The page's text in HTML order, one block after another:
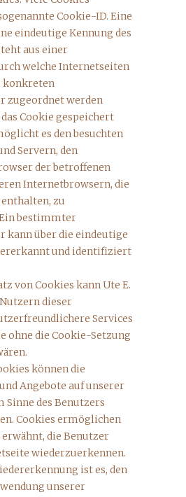
Cookie-ID. Eine
eindeutige Kennung des
aus einer
welche Internetseiten
konkreten
zugeordnet werden
Cookie gespeichert
es den besuchten
Servern, den
der betroffenen
Internetbrowsern, die
zu
bestimmter
kann über die eindeutige
und identifiziert
von Cookies kann Ute E.
dieser
Services
ohne die Cookie-Setzung
können die
Angebote auf unserer
des Benutzers
Cookies ermöglichen
die Benutzer
wiederzuerkennen.
ist es, den
unserer